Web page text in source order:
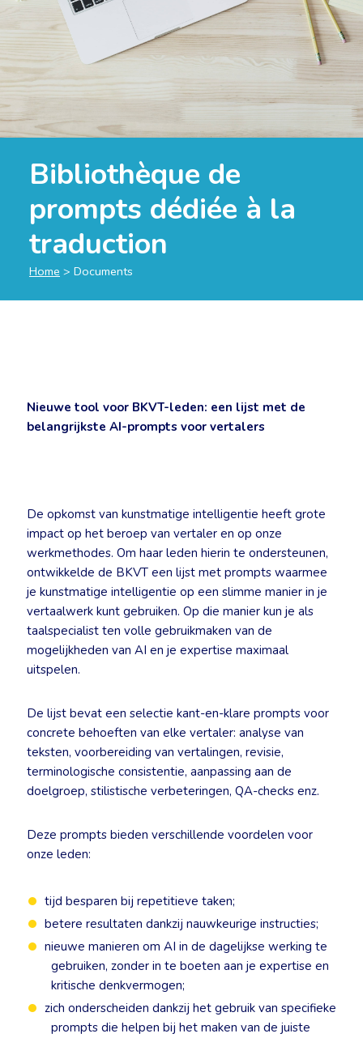
Bibliothèque de
prompts dédiée à la
traduction
Home > Documents
Nieuwe tool voor BKVT-leden: een lijst met de
belangrijkste AI-prompts voor vertalers
De opkomst van kunstmatige intelligentie heeft grote
impact op het beroep van vertaler en op onze
werkmethodes. Om haar leden hierin te ondersteunen,
ontwikkelde de BKVT een lijst met prompts waarmee
je kunstmatige intelligentie op een slimme manier in je
vertaalwerk kunt gebruiken. Op die manier kun je als
taalspecialist ten volle gebruikmaken van de
mogelijkheden van AI en je expertise maximaal
uitspelen.
De lijst bevat een selectie kant-en-klare prompts voor
concrete behoeften van elke vertaler: analyse van
teksten, voorbereiding van vertalingen, revisie,
terminologische consistentie, aanpassing aan de
doelgroep, stilistische verbeteringen, QA-checks enz.
Deze prompts bieden verschillende voordelen voor
onze leden:
tijd besparen bij repetitieve taken;
betere resultaten dankzij nauwkeurige instructies;
nieuwe manieren om AI in de dagelijkse werking te
gebruiken, zonder in te boeten aan je expertise en
kritische denkvermogen;
zich onderscheiden dankzij het gebruik van specifieke
prompts die helpen bij het maken van de juiste